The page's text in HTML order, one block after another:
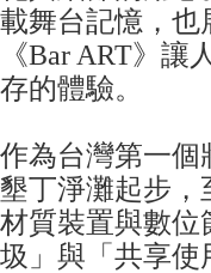
載舞台記憶，也
《Bar ART》
存的體驗。
作為台灣第一個
墾丁淨灘起步
材質裝置與數位
圾」與「共享使